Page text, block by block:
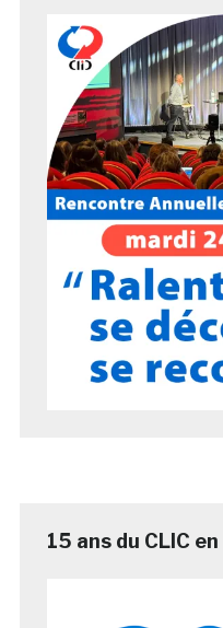
15 ans du CLIC